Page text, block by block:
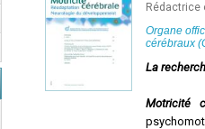
Rédactrice
Organe
cérébraux
La
Motricité